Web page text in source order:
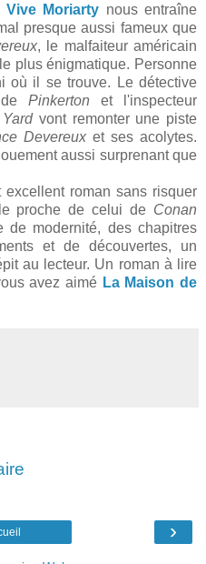
Moriarty nous entraîne
presque aussi fameux que
, le malfaiteur américain
plus énigmatique. Personne
où il se trouve. Le détective
Pinkerton et l'inspecteur
vont remonter une piste
Devereux et ses acolytes.
aussi surprenant que
roman sans risquer
proche de celui de Conan
de modernité, des chapitres
et de découvertes, un
au lecteur. Un roman à lire
avez aimé La Maison de
›